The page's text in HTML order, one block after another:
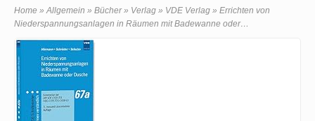
Home » Allgemein » Bücher » Verlag » VDE Verlag » Errichten von
Niederspannungsanlagen in Räumen mit Badewanne oder…